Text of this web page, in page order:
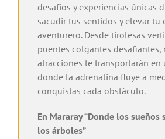
desafíos y experiencias únicas
sacudir tus sentidos y elevar tu
aventurero. Desde tirolesas
puentes colgantes desafiantes,
atracciones te transportarán en
donde la adrenalina fluye a
conquistas cada obstáculo.
En Mararay “Donde los sueños
los árboles”